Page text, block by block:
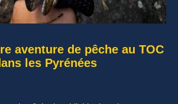
aventure de pêche au TOC
les Pyrénées